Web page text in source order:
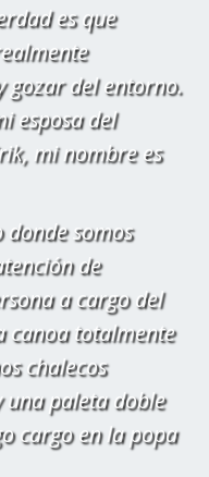
es que
gozar del entorno.
esposa del
mi nombre es
donde somos
de
a cargo del
canoa totalmente
chalecos
una paleta doble
cargo en la popa